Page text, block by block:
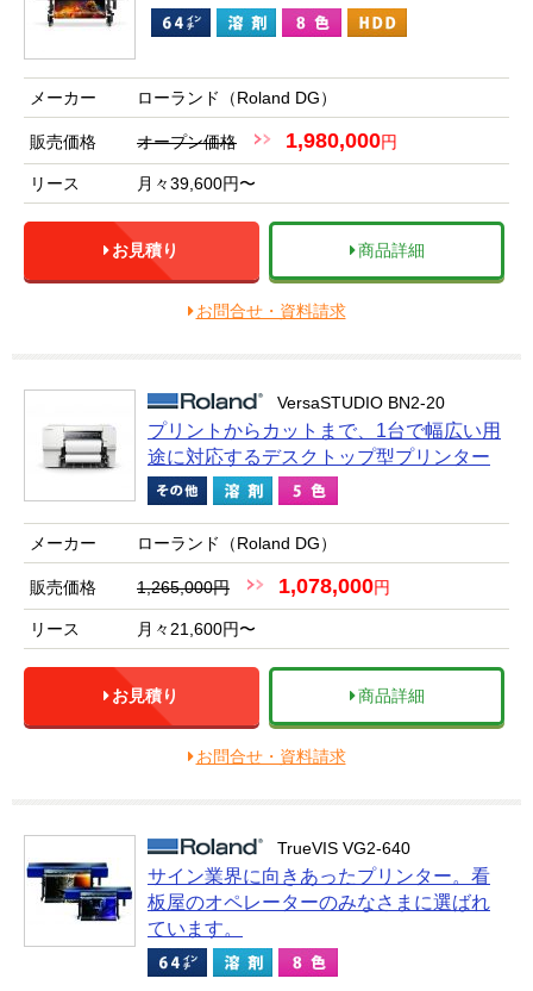
メーカー ローランド（Roland DG）
販売価格 オープン価格 1,980,000円
リース 月々39,600円〜
お見積り 商品詳細
お問合せ・資料請求
VersaSTUDIO BN2-20
プリントからカットまで、1台で幅広い用
途に対応するデスクトップ型プリンター
メーカー ローランド（Roland DG）
販売価格 1,265,000円 1,078,000円
リース 月々21,600円〜
お見積り 商品詳細
お問合せ・資料請求
TrueVIS VG2-640
サイン業界に向きあったプリンター。看
板屋のオペレーターのみなさまに選ばれ
ています。